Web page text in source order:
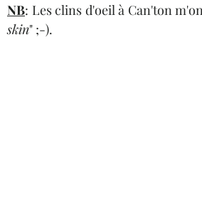
NB: Les clins d'oeil à Can'ton
skin" ;-).